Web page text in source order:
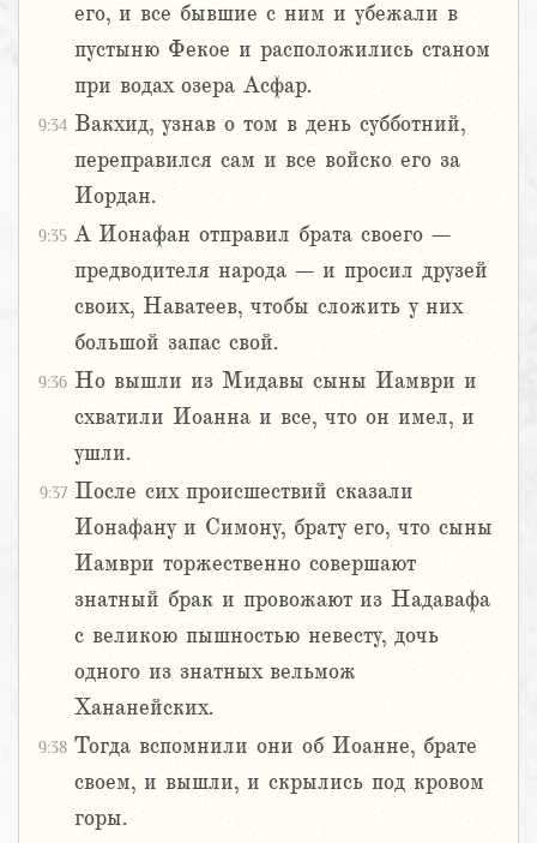
его, и все бывшие с ним и убежали в
пустыню Фекое и расположились станом
при водах озера Асфар.
9:34 Вакхид, узнав о том в день субботний,
переправился сам и все войско его за
Иордан.
9:35 А Ионафан отправил брата своего –
предводителя народа – и просил друзей
своих, Наватеев, чтобы сложить у них
большой запас свой.
9:36 Но вышли из Мидавы сыны Иамври и
схватили Иоанна и все, что он имел, и
ушли.
9:37 После сих происшествий сказали
Ионафану и Симону, брату его, что сыны
Иамври торжественно совершают
знатный брак и провожают из Надавафа
с великою пышностью невесту, дочь
одного из знатных вельмож
Хананейских.
9:38 Тогда вспомнили они об Иоанне, брате
своем, и вышли, и скрылись под кровом
горы.